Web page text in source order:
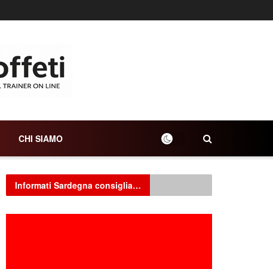
CHI SIAMO
Informati Sardegna consiglia…